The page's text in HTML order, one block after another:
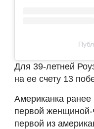
Для 39-летней
на ее счету 13
Американка
первой женщиной-
первой из